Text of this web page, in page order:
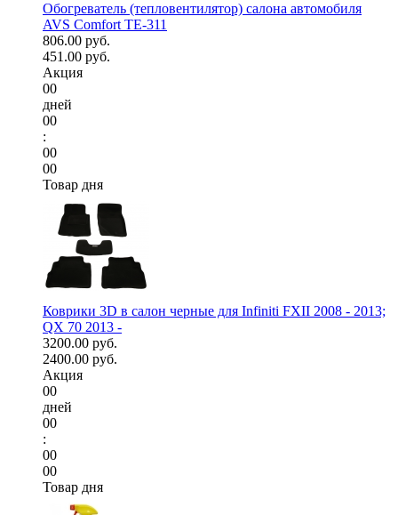
Обогреватель (тепловентилятор) салона автомобиля
AVS Comfort TE-311
806.00 руб.
451.00 руб.
Акция
00
дней
00
:
00
00
Товар дня
Коврики 3D в салон черные для Infiniti FXII 2008 - 2013;
QX 70 2013 -
3200.00 руб.
2400.00 руб.
Акция
00
дней
00
:
00
00
Товар дня